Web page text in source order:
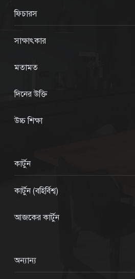
ফিচারস
সাক্ষাৎকার
মতামত
দিনের উক্তি
উচ্চ শিক্ষা
কার্টুন
কার্টুন (বহির্বিশ্ব)
আজকের কার্টুন
অন্যান্য